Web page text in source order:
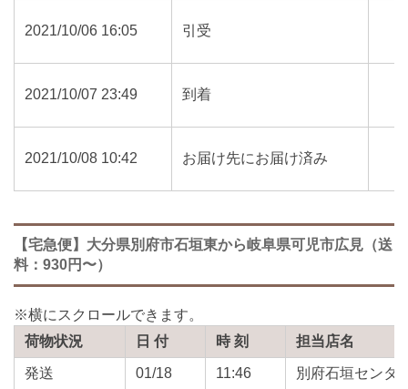
2021/10/06 16:05 引受
2021/10/07 23:49 到着
2021/10/08 10:42 お届け先にお届け済み
【宅急便】大分県別府市石垣東から岐阜県可児市広見（送
料：930円〜）
荷物状況 日 付 時 刻 担当店名
発送 01/18 11:46 別府石垣センタ